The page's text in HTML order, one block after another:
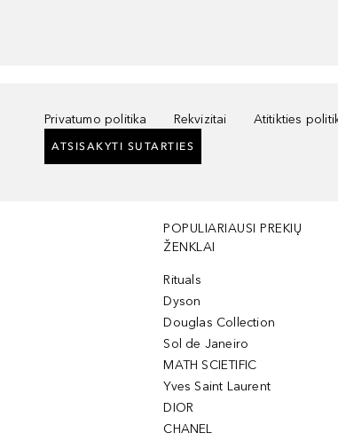
Privatumo politika Rekvizitai Atitikties
ATSISAKYTI SUTARTIES
POPULIARIAUSI PREKIŲ
ŽENKLAI
Rituals
Dyson
Douglas Collection
Sol de Janeiro
MATH SCIETIFIC
Yves Saint Laurent
DIOR
CHANEL